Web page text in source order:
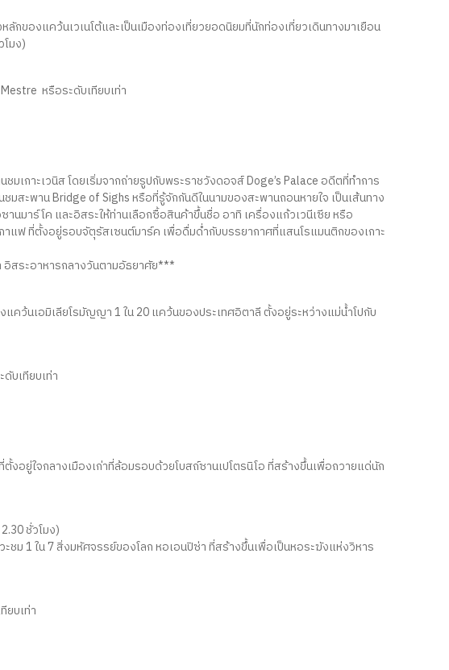
ลักของแคว้นเวเนโต้และเป็นเมืองท่องเที่ยวยอดนิยมที่นักท่องเที่ยวเดินทางมาเยือน
มง)
หรือระดับเทียบเท่า
มเกาะเวนิส โดยเริ่มจากถ่ายรูปกับพระราชวังดอจส์ Doge’s Palace อดีตที่ทำการ
สะพาน Bridge of Sighs หรือที่รู้จักกันดีในนามของสะพานถอนหายใจ เป็นเส้นทาง
นมาร์โค และอิสระให้ท่านเลือกซื้อสินค้าขึ้นชื่อ อาทิ เครื่องแก้วเวนีเซีย หรือ
าแฟ ที่ตั้งอยู่รอบจัตุรัสเซนต์มาร์ค เพื่อดื่มด่ำกับบรรยากาศที่แสนโรแมนติกของเกาะ
อิสระอาหารกลางวันตามอัธยาศัย***
คว้นเอมิเลียโรมัญญา 1 ใน 20 แคว้นของประเทศอิตาลี ตั้งอยู่ระหว่างแม่น้ำโปกับ
บเทียบเท่า
อยู่ใจกลางเมืองเก่าที่ล้อมรอบด้วยโบสถ์ซานเปโตรนิโอ ที่สร้างขึ้นเพื่อถวายแด่นัก
ชั่วโมง)
ชม 1 ใน 7 สิ่งมหัศจรรย์ของโลก หอเอนปิซ่า ที่สร้างขึ้นเพื่อเป็นหอระฆังแห่งวิหาร
ยบเท่า